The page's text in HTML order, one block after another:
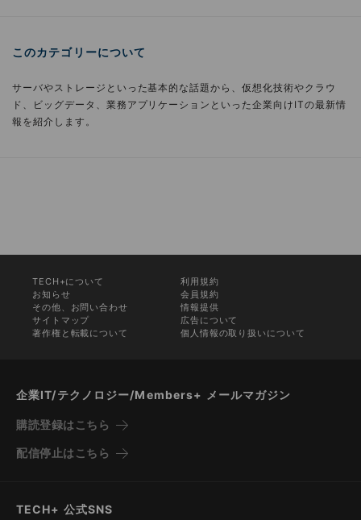
このカテゴリーについて
サーバやストレージといった基本的な話題から、仮想化技術やクラウ
ド、ビッグデータ、業務アプリケーションといった企業向けITの最新情
報を紹介します。
TECH+について
利用規約
お知らせ
会員規約
その他、お問い合わせ
情報提供
サイトマップ
広告について
著作権と転載について
個人情報の取り扱いについて
企業IT/テクノロジー/Members+ メールマガジン
購読登録はこちら
配信停止はこちら
TECH+ 公式SNS